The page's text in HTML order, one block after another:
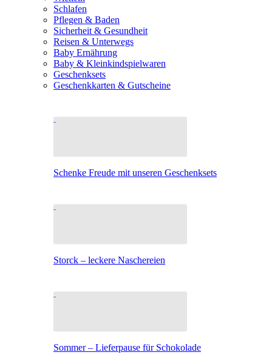
Schlafen
Pflegen & Baden
Sicherheit & Gesundheit
Reisen & Unterwegs
Baby Ernährung
Baby & Kleinkindspielwaren
Geschenksets
Geschenkkarten & Gutscheine
Schenke Freude mit unseren Geschenksets
Storck – leckere Naschereien
Sommer – Lieferpause für Schokolade